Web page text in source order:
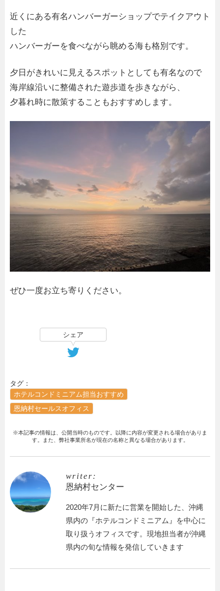
近くにある有名ハンバーガーショップでテイクアウト
した
ハンバーガーを食べながら眺める海も格別です。
夕日がきれいに見えるスポットとしても有名なので
海岸線沿いに整備された遊歩道を歩きながら、
夕暮れ時に散策することもおすすめします。
ぜひ一度お立ち寄りください。
シェア
タグ：
ホテルコンドミニアム担当おすすめ
恩納村セールスオフィス
※本記事の情報は、公開当時のものです。以降に内容が変更される場合がありま
す。また、弊社事業所名が現在の名称と異なる場合があります。
writer:
恩納村センター
2020年7月に新たに営業を開始した、沖縄
県内の『ホテルコンドミニアム』を中心に
取り扱うオフィスです。現地担当者が沖縄
県内の旬な情報を発信していきます